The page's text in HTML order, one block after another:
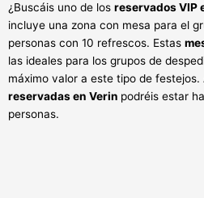
¿Buscáis uno de los reservados VIP
incluye una zona con mesa para el
personas con 10 refrescos. Estas
las ideales para los grupos de
máximo valor a este tipo de festejos.
reservadas en Verin podréis estar
personas.